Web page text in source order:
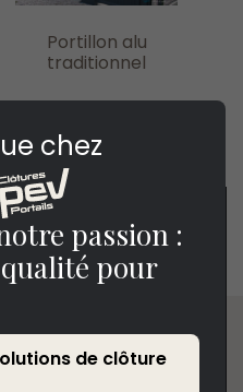
Portillon alu
traditionnel
chez
passion :
pour
de clôture